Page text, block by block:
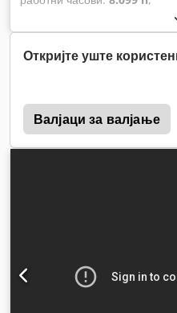
Откријте уште
Валјаци за валјање